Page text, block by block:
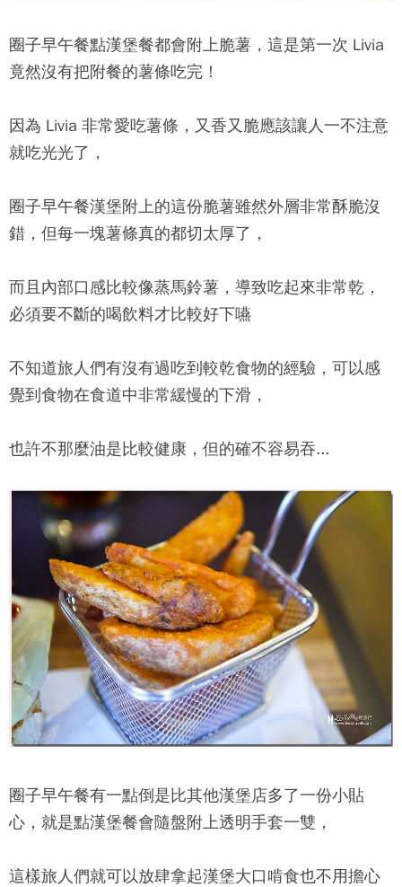
圈子早午餐點漢堡餐都會附上脆薯，這是第一次 Livia
竟然沒有把附餐的薯條吃完！
因為 Livia 非常愛吃薯條，又香又脆應該讓人一不注意
就吃光光了，
圈子早午餐漢堡附上的這份脆薯雖然外層非常酥脆沒
錯，但每一塊薯條真的都切太厚了，
而且內部口感比較像蒸馬鈴薯，導致吃起來非常乾，
必須要不斷的喝飲料才比較好下嚥
不知道旅人們有沒有過吃到較乾食物的經驗，可以感
覺到食物在食道中非常緩慢的下滑，
也許不那麼油是比較健康，但的確不容易吞...
圈子早午餐有一點倒是比其他漢堡店多了一份小貼
心，就是點漢堡餐會隨盤附上透明手套一雙，
這樣旅人們就可以放肆拿起漢堡大口啃食也不用擔心